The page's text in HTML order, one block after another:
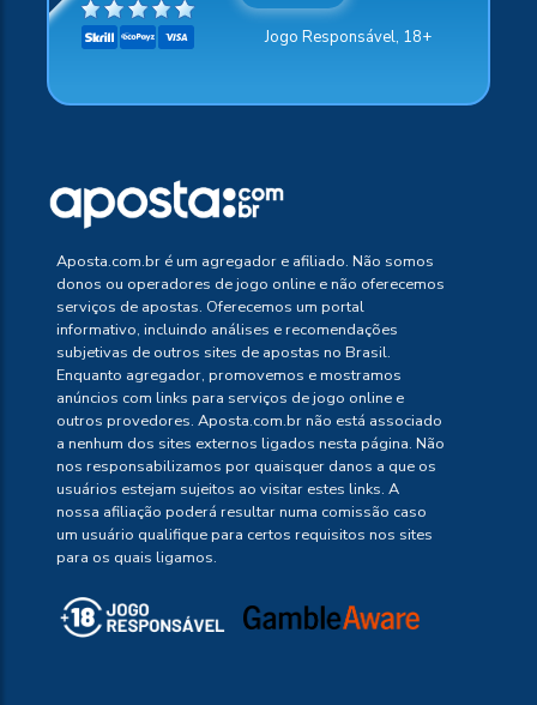
Jogo Responsável, 18+
Aposta.com.br é um agregador e afiliado. Não somos
donos ou operadores de jogo online e não oferecemos
serviços de apostas. Oferecemos um portal
informativo, incluindo análises e recomendações
subjetivas de outros sites de apostas no Brasil.
Enquanto agregador, promovemos e mostramos
anúncios com links para serviços de jogo online e
outros provedores. Aposta.com.br não está associado
a nenhum dos sites externos ligados nesta página. Não
nos responsabilizamos por quaisquer danos a que os
usuários estejam sujeitos ao visitar estes links. A
nossa afiliação poderá resultar numa comissão caso
um usuário qualifique para certos requisitos nos sites
para os quais ligamos.